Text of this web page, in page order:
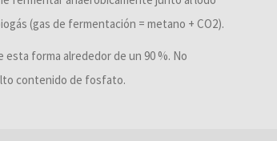
(gas de fermentación = metano + CO2).
forma alrededor de un 90 %. No
contenido de fosfato.